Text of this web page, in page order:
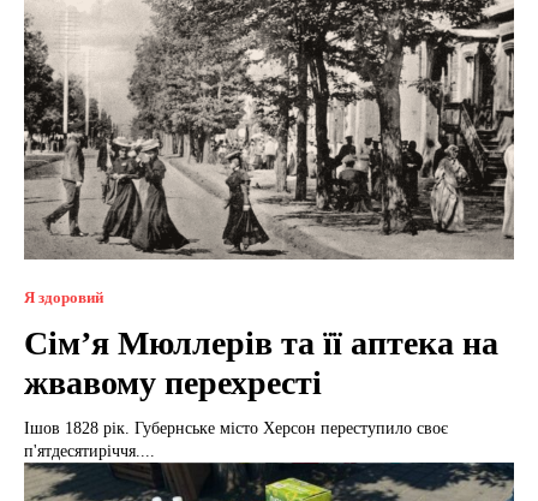
Я здоровий
Сім’я Мюллерів та її аптека на
жвавому перехресті
Ішов 1828 рік. Губернське місто Херсон переступило своє
п'ятдесятиріччя....